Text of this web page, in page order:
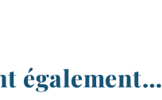
également…